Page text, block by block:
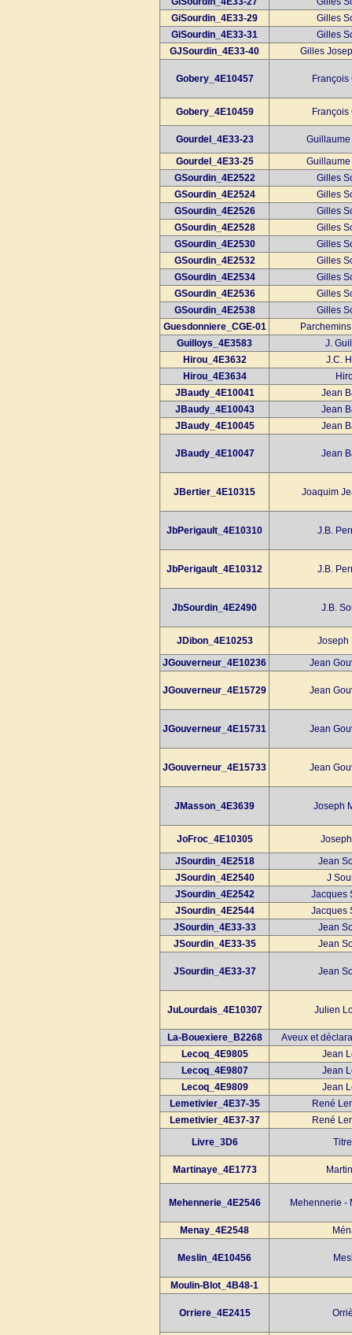
GiSourdin_4E33-29
Gilles
GiSourdin_4E33-31
Gilles
GJSourdin_4E33-40
Gilles
Gobery_4E10457 François
Gobery_4E10459 François
Gourdel_4E33-23
Gourdel_4E33-25
GSourdin_4E2522
Gilles
GSourdin_4E2524
Gilles
GSourdin_4E2526
Gilles
GSourdin_4E2528
Gilles
GSourdin_4E2530
Gilles
GSourdin_4E2532
Gilles
GSourdin_4E2534
Gilles
GSourdin_4E2536
Gilles
GSourdin_4E2538
Gilles
Guesdonniere_CGE-01
Guilloys_4E3583
J.
Hirou_4E3632
J.C.
Hirou_4E3634
JBaudy_4E10041
Jean
JBaudy_4E10043
Jean
JBaudy_4E10045
Jean
JBaudy_4E10047 Jean
JBertier_4E10315 Joaquim
JbPerigault_4E10310 J.B.
JbPerigault_4E10312 J.B.
JbSourdin_4E2490 J.B.
JDibon_4E10253
Joseph
JGouverneur_4E10236
Jean
JGouverneur_4E15729 Jean
JGouverneur_4E15731 Jean
JGouverneur_4E15733 Jean
JMasson_4E3639 Joseph
JoFroc_4E10305
JSourdin_4E2518
Jean
JSourdin_4E2540
J
JSourdin_4E2542
Jacques
JSourdin_4E2544
Jacques
JSourdin_4E33-33
Jean
JSourdin_4E33-35
Jean
JSourdin_4E33-37 Jean
JuLourdais_4E10307 Julien
La-Bouexiere_B2268
Aveux et
Lecoq_4E9805
Jean
Lecoq_4E9807
Jean
Lecoq_4E9809
Jean
Lemetivier_4E37-35
René
Lemetivier_4E37-37
René
Livre_3D6
Martinaye_4E1773
Mehennerie_4E2546 Mehennerie -
Menay_4E2548
Meslin_4E10456
Moulin-Blot_4B48-1
Orriere_4E2415